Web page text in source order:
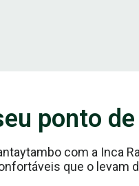
ponto
com a Inca
que o levam